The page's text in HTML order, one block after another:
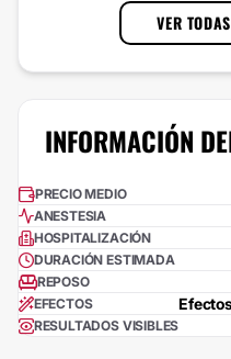
VER
INFORMACIÓN
PRECIO MEDIO
ANESTESIA
HOSPITALIZACIÓN
DURACIÓN ESTIMADA
REPOSO
EFECTOS
RESULTADOS VISIBLES